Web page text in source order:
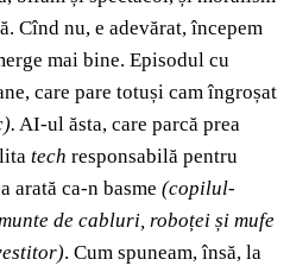
Cînd nu, e adevărat, începem
mai bine. Episodul cu
care pare totuși cam îngroșat
AI-ul ăsta, care parcă prea
tech responsabilă pentru
arată ca-n basme (copilul-
de cabluri, roboței și mufe
. Cum spuneam, însă, la